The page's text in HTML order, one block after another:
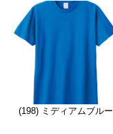
(198) ミディアムブルー